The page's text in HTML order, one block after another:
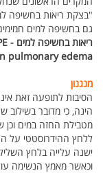
"בצקת ריאות בחשיפה
גם בחשיפה למים
ריאות בחשיפה למים - IPE
pulmonary edema
מנגנון
הסיבות לתופעה זאת
הינה, כי מדובר בשילוב
מטבילת החזה במים
ללחץ ההידרוסטטי על
ישנה עלייה בלחץ
וכאשר מאמץ הנשימה